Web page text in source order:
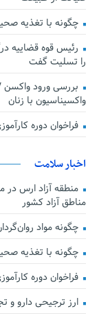
چگونه با تغذیه
رئیس قوه قضاییه
را تسلیت گفت
واکسیناسیون با زنان
فراخوان دوره
اخبار سلامت
منطقه آزاد ارس
مناطق آزاد کشور
چگونه مواد
چگونه با تغذیه
فراخوان دوره
ارز ترجیحی دارو و